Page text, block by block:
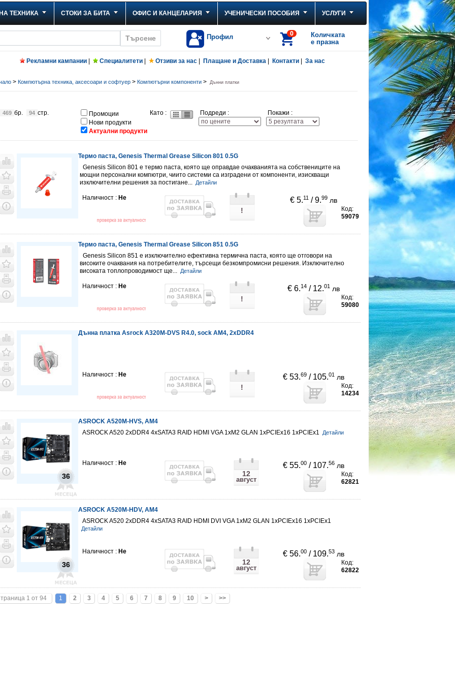
ТЕХНИКА СТОКИ ЗА БИТА ОФИС И КАНЦЕЛАРИЯ УЧЕНИЧЕСКИ ПОСОБИЯ УСЛУГИ
Профил 0
Количката
е празна
Рекламни кампании Специалитети Отзиви за нас Плащане и Доставка Контакти За нас
> Компютърна техника, аксесоари и софтуер > Компютърни компоненти > Дънни платки
469 бр. 94 стр.
Промоции
Нови продукти
Актуални продукти
Като : Подреди : Покажи :
Термо паста, Genesis Thermal Grease Silicon 801 0.5G
Genesis Silicon 801 е термо паста, която ще оправдае очакванията на собствениците на
мощни персонални компютри, чиито системи са изградени от компоненти, изискващи
изключителни решения за постигане... Детайли
Наличност : Не
!
€ 5.11/ 9.99 лв
Код:
59079
Термо паста, Genesis Thermal Grease Silicon 851 0.5G
Genesis Silicon 851 е изключително ефективна термична паста, която ще отговори на
високите очаквания на потребителите, търсещи безкомпромисни решения. Изключително
високата топлопроводимост ще... Детайли
Наличност : Не
!
€ 6.14/ 12.01 лв
Код:
59080
Дънна платка Аsrock A320M-DVS R4.0, sock AM4, 2хDDR4
Наличност : Не
!
€ 53.69/ 105.01 лв
Код:
14234
36
ASROCK A520M-HVS, AM4
ASROCK A520 2xDDR4 4xSATA3 RAID HDMI VGA 1xM2 GLAN 1xPCIEx16 1xPCIEx1
Детайли
Наличност : Не
12
август
€ 55.00/ 107.56 лв
Код:
62821
36
ASROCK A520M-HDV, AM4
ASROCK A520 2xDDR4 4xSATA3 RAID HDMI DVI VGA 1xM2 GLAN 1xPCIEx16 1xPCIEx1
Детайли
Наличност : Не
12
август
€ 56.00/ 109.53 лв
Код:
62822
1 от 94 1 2 3 4 5 6 7 8 9 10 > >>